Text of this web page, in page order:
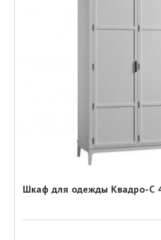
Шкаф для одежды Квадро-С